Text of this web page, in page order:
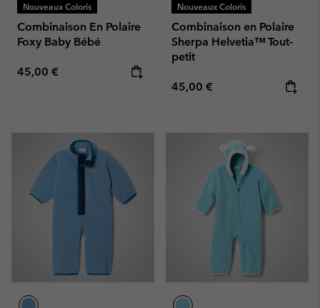
Nouveaux Coloris
Combinaison En Polaire
Foxy Baby Bébé
Regular price:
45,00 €
Nouveaux Coloris
Combinaison en Polaire
Sherpa Helvetia™ Tout-
petit
Regular price:
45,00 €